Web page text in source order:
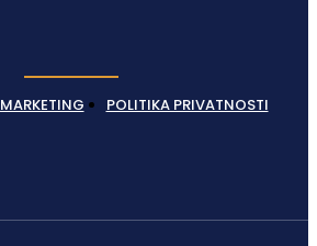
MARKETING POLITIKA PRIVATNOSTI